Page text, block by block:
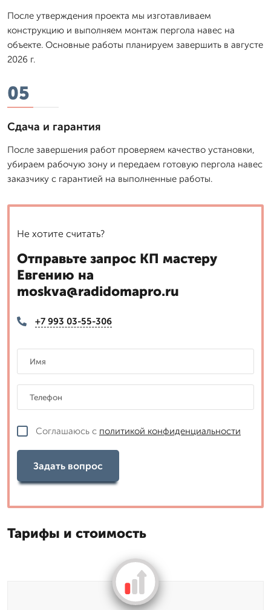
После утверждения проекта мы изготавливаем
конструкцию и выполняем монтаж пергола навес на
объекте. Основные работы планируем завершить в августе
2026 г.
05
Сдача и гарантия
После завершения работ проверяем качество установки,
убираем рабочую зону и передаем готовую пергола навес
заказчику с гарантией на выполненные работы.
Не хотите считать?
Отправьте запрос КП мастеру
Евгению на
moskva@radidomapro.ru
+7 993 03-55-306
Соглашаюсь с политикой конфиденциальности
Задать вопрос
Тарифы и стоимость